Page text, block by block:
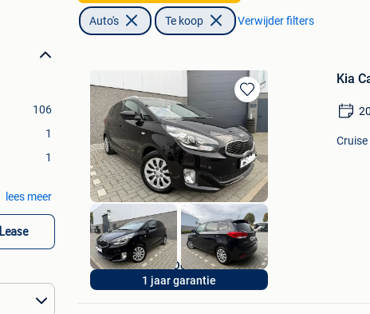
106
1
1
lees meer
Lease
Auto's Te koop Verwijder filters
Bewaren
Mijn
Favorieten
1 jaar garantie
Kia
Rizq Occasions BV
Brecht